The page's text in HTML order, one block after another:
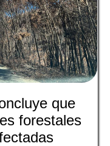
que
forestales